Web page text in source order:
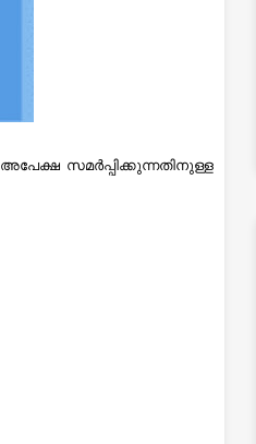
അപേക്ഷ സമർപ്പിക്കുന്നതിനുള്ള